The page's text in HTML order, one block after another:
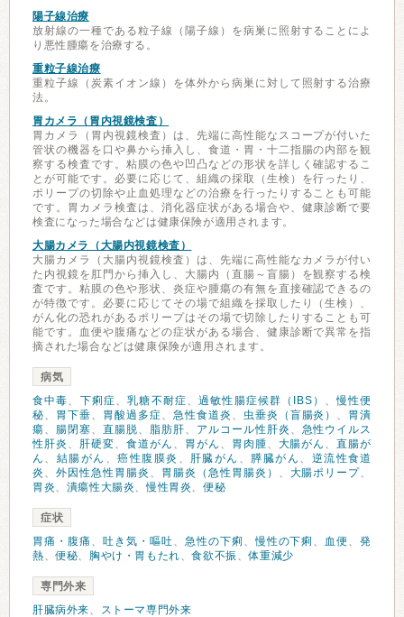
陽子線治療
放射線の一種である粒子線（陽子線）を病巣に照射することによ
り悪性腫瘍を治療する。
重粒子線治療
重粒子線（炭素イオン線）を体外から病巣に対して照射する治療
法。
胃カメラ（胃内視鏡検査）
胃カメラ（胃内視鏡検査）は、先端に高性能なスコープが付いた
管状の機器を口や鼻から挿入し、食道・胃・十二指腸の内部を観
察する検査です。粘膜の色や凹凸などの形状を詳しく確認するこ
とが可能です。必要に応じて、組織の採取（生検）を行ったり、
ポリープの切除や止血処理などの治療を行ったりすることも可能
です。胃カメラ検査は、消化器症状がある場合や、健康診断で要
検査になった場合などは健康保険が適用されます。
大腸カメラ（大腸内視鏡検査）
大腸カメラ（大腸内視鏡検査）は、先端に高性能なカメラが付い
た内視鏡を肛門から挿入し、大腸内（直腸～盲腸）を観察する検
査です。粘膜の色や形状、炎症や腫瘍の有無を直接確認できるの
が特徴です。必要に応じてその場で組織を採取したり（生検）、
がん化の恐れがあるポリープはその場で切除したりすることも可
能です。血便や腹痛などの症状がある場合、健康診断で異常を指
摘された場合などは健康保険が適用されます。
病気
食中毒、 下痢症、乳糖不耐症、過敏性腸症候群（IBS） 、慢性便
秘、 胃下垂、 胃酸過多症、 急性食道炎 、 虫垂炎（盲腸炎） 、 胃潰
瘍、 腸閉塞、 直腸脱、 脂肪肝、 アルコール性肝炎 、 急性ウイルス
性肝炎 、 肝硬変、 食道がん 、 胃がん 、 胃肉腫、 大腸がん 、直腸が
ん 、 結腸がん 、癌性腹膜炎 、 肝臓がん 、 膵臓がん 、 逆流性食道
炎 、 外因性急性胃腸炎 、 胃腸炎（急性胃腸炎） 、 大腸ポリープ、
胃炎、 潰瘍性大腸炎、慢性胃炎、便秘
症状
胃痛・腹痛 、 吐き気・嘔吐、 急性の下痢 、慢性の下痢 、 血便、発
熱、便秘、 胸やけ・胃もたれ、食欲不振 、体重減少
専門外来
肝臓病外来、 ストーマ専門外来